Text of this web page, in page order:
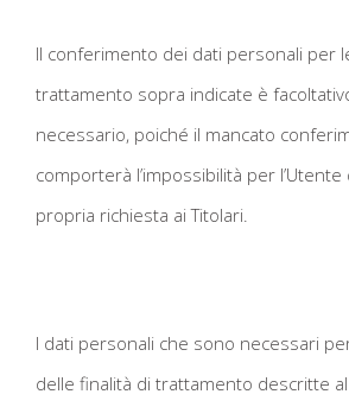
Il conferimento dei dati personali per
trattamento sopra indicate è
necessario, poiché il mancato
comporterà l’impossibilità per
propria richiesta ai Titolari.
I dati personali che sono necessari
delle finalità di trattamento descritte